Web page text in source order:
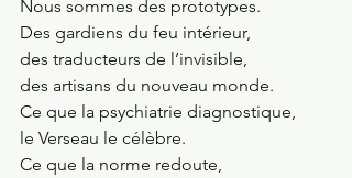
Nous sommes des prototypes.
Des gardiens du feu intérieur,
des traducteurs de l’invisible,
des artisans du nouveau monde.
Ce que la psychiatrie diagnostique,
le Verseau le célèbre.
Ce que la norme redoute,